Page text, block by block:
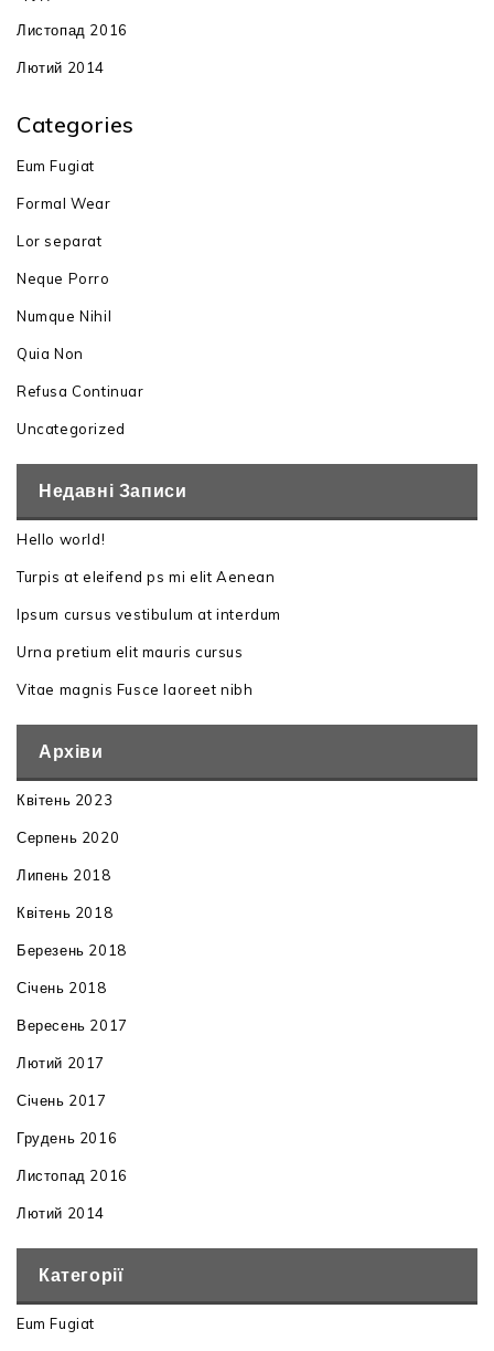
Листопад 2016
Лютий 2014
Categories
Eum Fugiat
Formal Wear
Lor separat
Neque Porro
Numque Nihil
Quia Non
Refusa Continuar
Uncategorized
Недавні Записи
Hello world!
Turpis at eleifend ps mi elit Aenean
Ipsum cursus vestibulum at interdum
Urna pretium elit mauris cursus
Vitae magnis Fusce laoreet nibh
Архіви
Квітень 2023
Серпень 2020
Липень 2018
Квітень 2018
Березень 2018
Січень 2018
Вересень 2017
Лютий 2017
Січень 2017
Грудень 2016
Листопад 2016
Лютий 2014
Категорії
Eum Fugiat